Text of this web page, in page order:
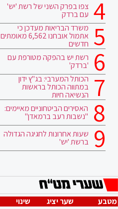
צפו בפרק השני של רשת 'יש'
עם ברדק
משרד הבריאות מעדכן כי
אתמול אובחנו 6,562 מאומתים
חדשים
רשת יש בהפקה מטורפת עם
'ברדק'
הכותל המערבי: בג"ץ ידון
במתווה הכותל בראשות
הנשיאה חיות
האסירים הביטחוניים מאיימים:
"נשבות רעב ברמאדן"
שעות אחרונות לחגיגה הגדולה
ברשת 'יש'
מטבע שער יציג
שינוי